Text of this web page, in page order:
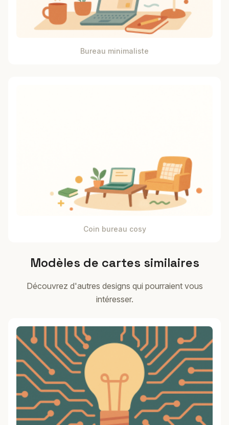
Bureau minimaliste
Coin bureau cosy
Modèles de cartes similaires
Découvrez d'autres designs qui pourraient vous
intéresser.